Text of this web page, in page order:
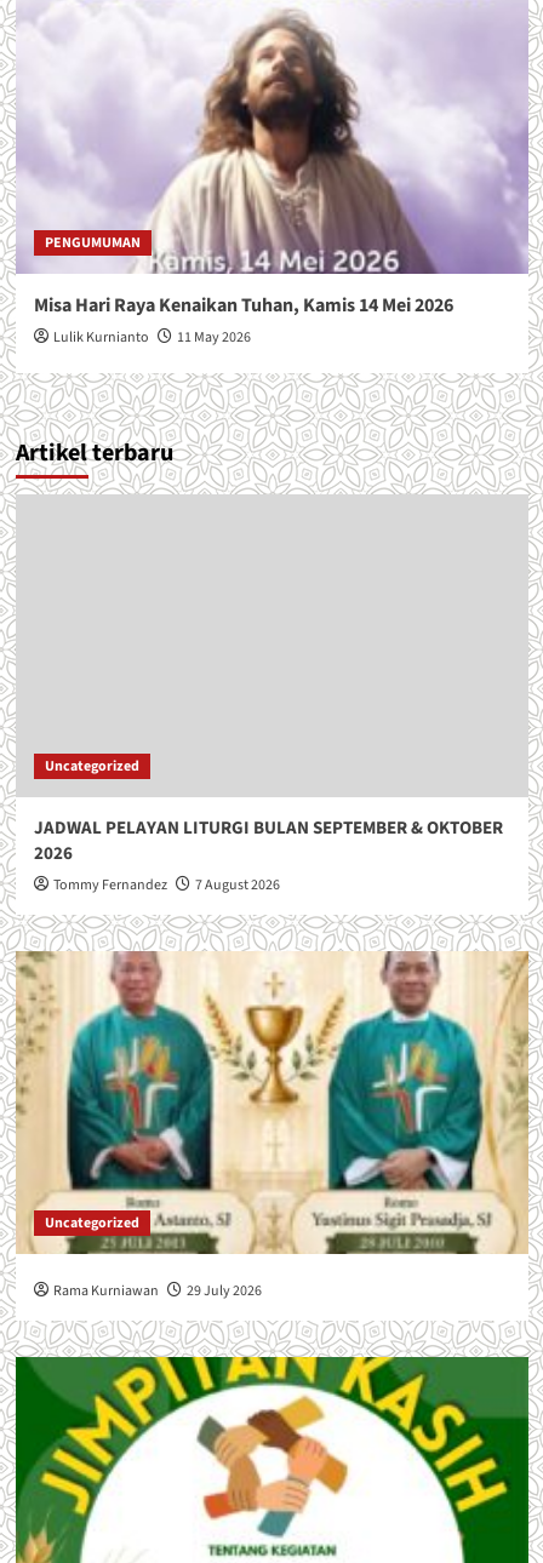
PENGUMUMAN
Misa Hari Raya Kenaikan Tuhan, Kamis 14 Mei 2026
Lulik Kurnianto 11 May 2026
Artikel terbaru
Uncategorized
JADWAL PELAYAN LITURGI BULAN SEPTEMBER & OKTOBER
2026
Tommy Fernandez 7 August 2026
Uncategorized
Rama Kurniawan 29 July 2026